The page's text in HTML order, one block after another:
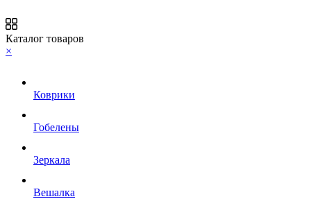
Каталог товаров
×
Коврики
Гобелены
Зеркала
Вешалка